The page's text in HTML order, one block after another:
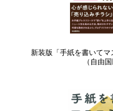
新装版「手紙を書いてマ
（自由国